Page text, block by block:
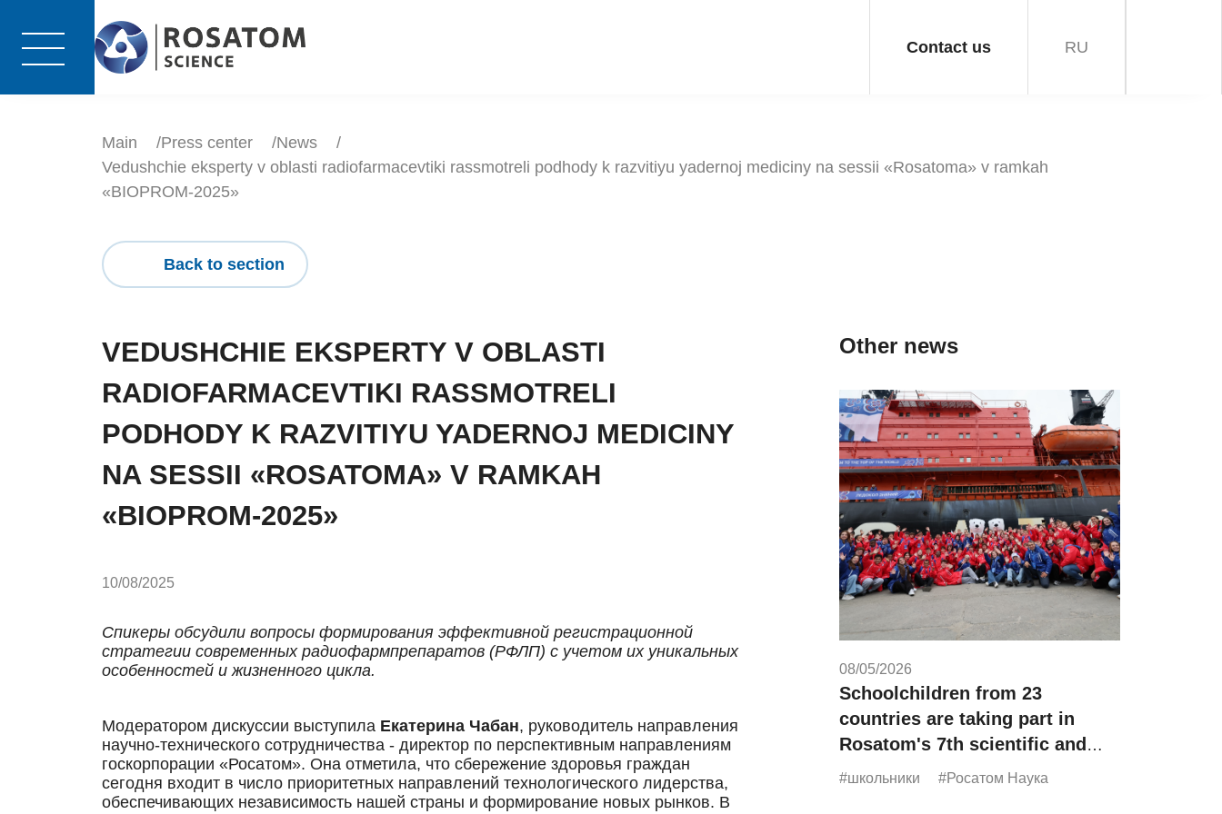
Contact us RU
Main Press center
News
Vedushchie eksperty v oblasti radiofarmacevtiki rassmotreli podhody k razvitiyu yadernoj mediciny na sessii «Rosatoma» v ramkah
«BIOPROM-2025»
Back to section
VEDUSHCHIE EKSPERTY V OBLASTI
RADIOFARMACEVTIKI RASSMOTRELI
PODHODY K RAZVITIYU YADERNOJ MEDICINY
NA SESSII «ROSATOMA» V RAMKAH
«BIOPROM-2025»
10/08/2025
Спикеры обсудили вопросы формирования эффективной регистрационной
стратегии современных радиофармпрепаратов (РФЛП) с учетом их уникальных
особенностей и жизненного цикла.
Модератором дискуссии выступила Екатерина Чабан, руководитель направления
научно-технического сотрудничества - директор по перспективным направлениям
госкорпорации «Росатом». Она отметила, что сбережение здоровья граждан
сегодня входит в число приоритетных направлений технологического лидерства,
обеспечивающих независимость нашей страны и формирование новых рынков. В
Other news
08/05/2026
Schoolchildren from 23
countries are taking part in
Rosatom's 7th scientific and
educational expedition,
#школьники #Росатом Наука